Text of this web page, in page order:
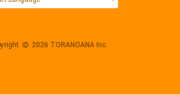
2026 TORANOANA Inc.